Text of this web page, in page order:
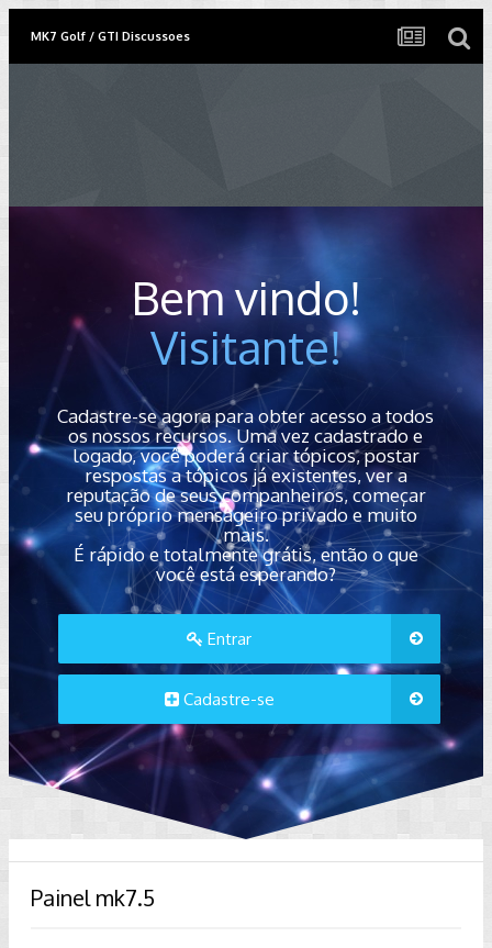
MK7 Golf / GTI Discussoes
Bem vindo!
Visitante!
Cadastre-se agora para obter acesso a todos
os nossos recursos. Uma vez cadastrado e
logado, você poderá criar tópicos, postar
respostas a tópicos já existentes, ver a
reputação de seus companheiros, começar
seu próprio mensageiro privado e muito
mais.
É rápido e totalmente grátis, então o que
você está esperando?
Entrar
Cadastre-se
Painel mk7.5